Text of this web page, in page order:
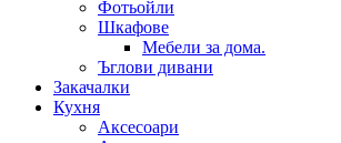
Фотьойли
Шкафове
Мебели за дома.
Ъглови дивани
Закачалки
Кухня
Аксесоари